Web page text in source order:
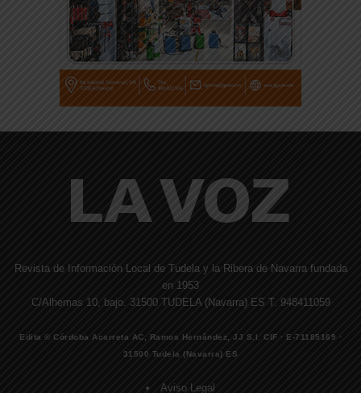
Revista de Información Local de Tudela y la Ribera de Navarra fundada
en 1953
C/Alhemas 10, bajo. 31500 TUDELA (Navarra) ES T. 948411059
Edita © Córdoba Acarreta AC, Ramos Hernández, JJ S.I. CIF · E-71185169 ·
31500 Tudela (Navarra) ES
Aviso Legal